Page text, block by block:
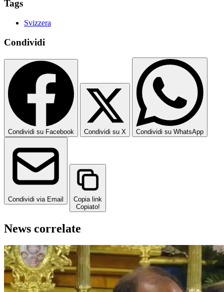
Tags
Svizzera
Condividi
Condividi su Facebook Condividi su X Condividi su WhatsApp
Condividi via Email
Copia link
Copiato!
News correlate